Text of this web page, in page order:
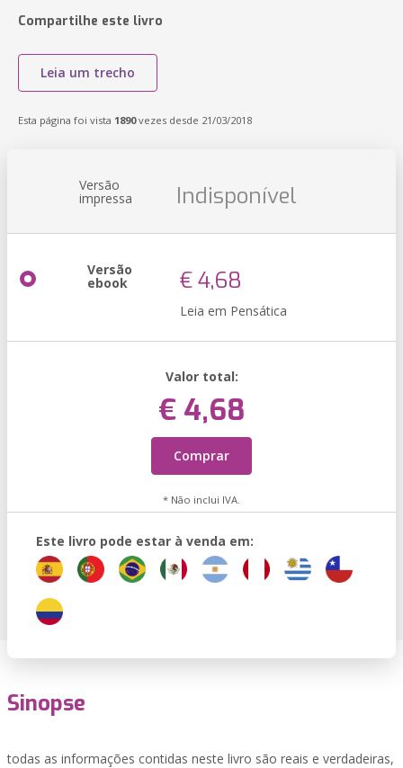
Compartilhe este livro
Leia um trecho
Esta página foi vista 1890vezes desde 21/03/2018
Versão
impressa Indisponível
Versão
ebook € 4,68
Leia em Pensática
Valor total:
€ 4,68
Comprar
* Não inclui IVA.
Este livro pode estar à venda em:
Sinopse
todas as informações contidas neste livro são reais e verdadeiras,